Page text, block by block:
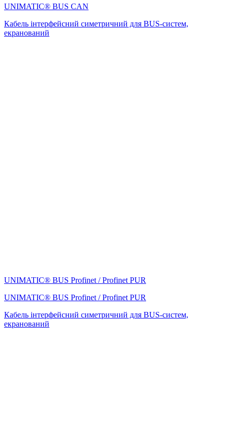
UNIMATIC® BUS CAN
Кабель інтерфейсний симетричний для BUS-систем,
екранований
UNIMATIC® BUS Profinet / Profinet PUR
UNIMATIC® BUS Profinet / Profinet PUR
Кабель інтерфейсний симетричний для BUS-систем,
екранований